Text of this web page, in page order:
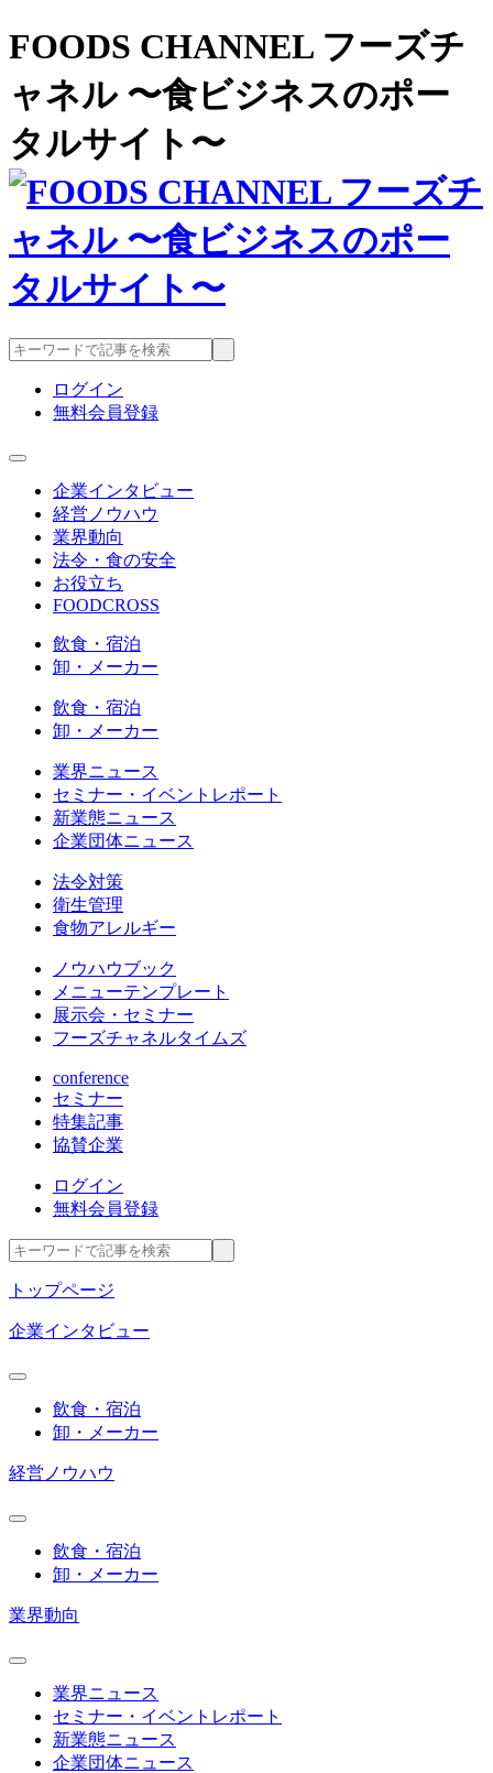
FOODS CHANNEL フーズチ
ャネル 〜食ビジネスのポー
タルサイト〜
ログイン
無料会員登録
企業インタビュー
経営ノウハウ
業界動向
法令・食の安全
お役立ち
FOODCROSS
飲食・宿泊
卸・メーカー
飲食・宿泊
卸・メーカー
業界ニュース
セミナー・イベントレポート
新業態ニュース
企業団体ニュース
法令対策
衛生管理
食物アレルギー
ノウハウブック
メニューテンプレート
展示会・セミナー
フーズチャネルタイムズ
conference
セミナー
特集記事
協賛企業
ログイン
無料会員登録
トップページ
企業インタビュー
飲食・宿泊
卸・メーカー
経営ノウハウ
飲食・宿泊
卸・メーカー
業界動向
業界ニュース
セミナー・イベントレポート
新業態ニュース
企業団体ニュース